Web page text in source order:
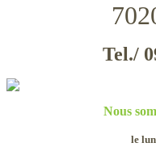
Tel./
Nous
le